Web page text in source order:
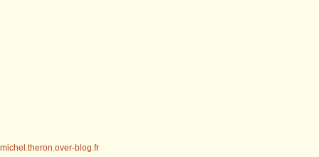
michel.theron.over-blog.fr